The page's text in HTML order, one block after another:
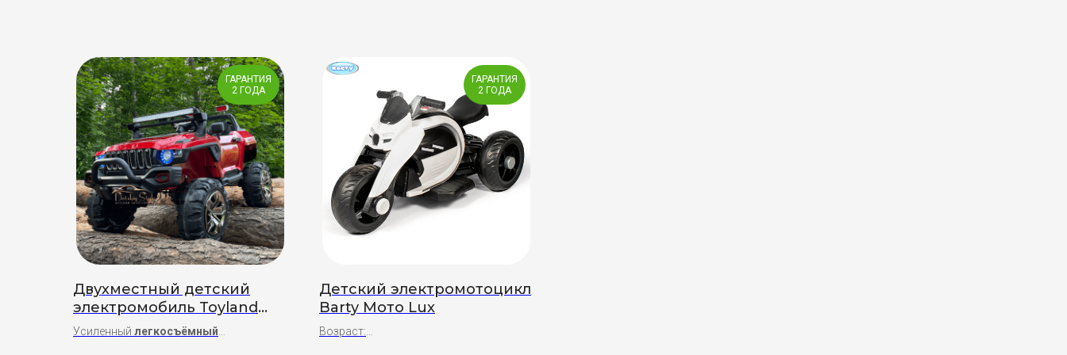
ГАРАНТИЯ
2 ГОДА
Двухместный детский
электромобиль Toyland
Hummer 4X4 lux
Усиленный легкосъёмный
ГАРАНТИЯ
2 ГОДА
Детский электромотоцикл
Barty Мото Lux
Возраст: